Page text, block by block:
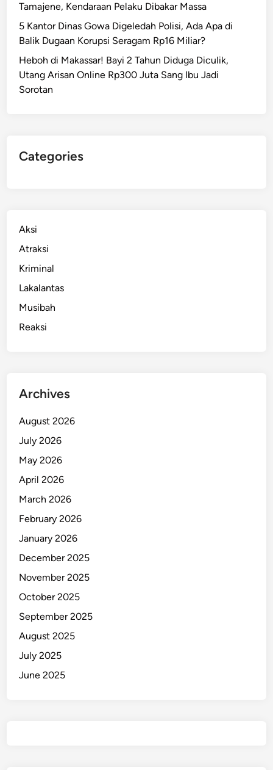
Tamajene, Kendaraan Pelaku Dibakar Massa
5 Kantor Dinas Gowa Digeledah Polisi, Ada Apa di
Balik Dugaan Korupsi Seragam Rp16 Miliar?
Heboh di Makassar! Bayi 2 Tahun Diduga Diculik,
Utang Arisan Online Rp300 Juta Sang Ibu Jadi
Sorotan
Categories
Aksi
Atraksi
Kriminal
Lakalantas
Musibah
Reaksi
Archives
August 2026
July 2026
May 2026
April 2026
March 2026
February 2026
January 2026
December 2025
November 2025
October 2025
September 2025
August 2025
July 2025
June 2025